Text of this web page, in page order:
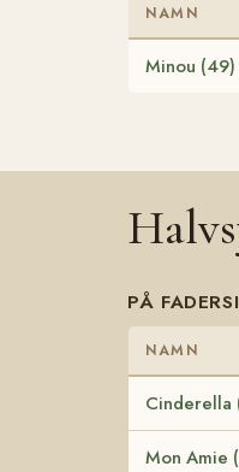
NAMN
Minou (49)
PÅ
NAMN
Cinderella
Mon Amie